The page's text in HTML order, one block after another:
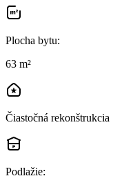
Plocha bytu:
63 m²
Čiastočná rekonštrukcia
Podlažie: